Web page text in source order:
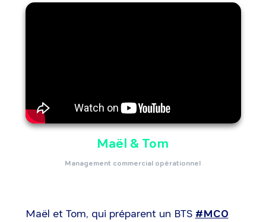
Maël & Tom
Management commercial opérationnel
Maël et Tom, qui préparent un BTS #MCO​